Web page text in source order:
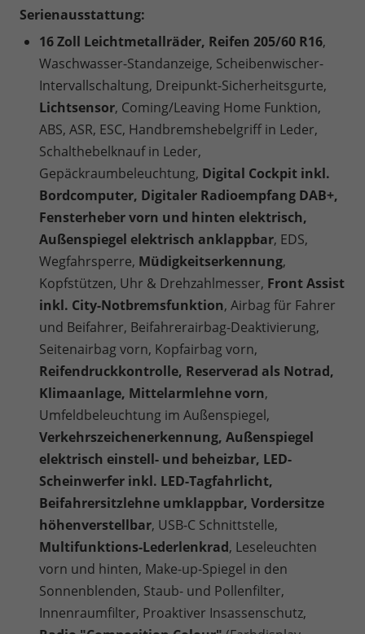
Serienausstattung:
16 Zoll Leichtmetallräder, Reifen 205/60 R16,
Waschwasser-Standanzeige, Scheibenwischer-
Intervallschaltung, Dreipunkt-Sicherheitsgurte,
Lichtsensor, Coming/Leaving Home Funktion,
ABS, ASR, ESC, Handbremshebelgriff in Leder,
Schalthebelknauf in Leder,
Gepäckraumbeleuchtung, Digital Cockpit inkl.
Bordcomputer, Digitaler Radioempfang DAB+,
Fensterheber vorn und hinten elektrisch,
Außenspiegel elektrisch anklappbar, EDS,
Wegfahrsperre, Müdigkeitserkennung,
Kopfstützen, Uhr & Drehzahlmesser, Front Assist
inkl. City-Notbremsfunktion, Airbag für Fahrer
und Beifahrer, Beifahrerairbag-Deaktivierung,
Seitenairbag vorn, Kopfairbag vorn,
Reifendruckkontrolle, Reserverad als Notrad,
Klimaanlage, Mittelarmlehne vorn,
Umfeldbeleuchtung im Außenspiegel,
Verkehrszeichenerkennung, Außenspiegel
elektrisch einstell- und beheizbar, LED-
Scheinwerfer inkl. LED-Tagfahrlicht,
Beifahrersitzlehne umklappbar, Vordersitze
höhenverstellbar, USB-C Schnittstelle,
Multifunktions-Lederlenkrad, Leseleuchten
vorn und hinten, Make-up-Spiegel in den
Sonnenblenden, Staub- und Pollenfilter,
Innenraumfilter, Proaktiver Insassenschutz,